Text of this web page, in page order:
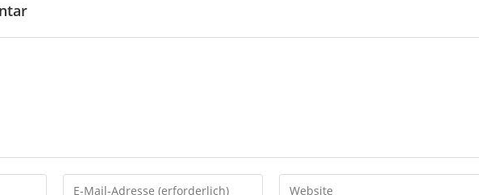
Gib
Gib